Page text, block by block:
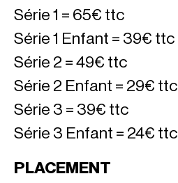
Série 1 = 65€ ttc
Série 1 Enfant = 39€ ttc
Série 2 = 49€ ttc
Série 2 Enfant = 29€ ttc
Série 3 = 39€ ttc
Série 3 Enfant = 24€ ttc
PLACEMENT